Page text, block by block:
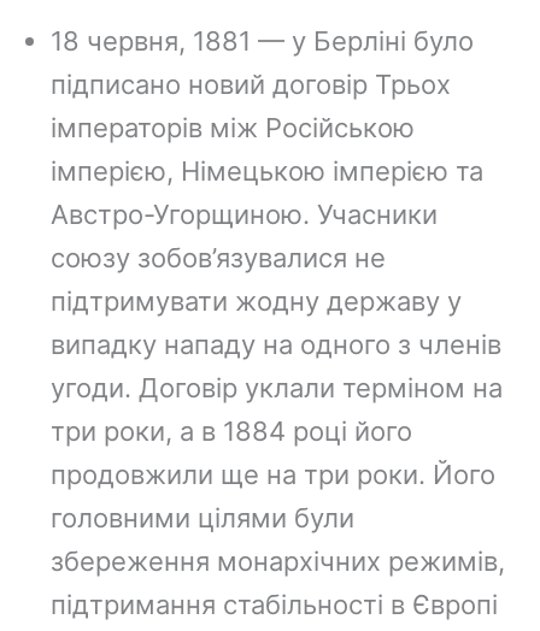
18 червня, 1881 — у Берліні було
підписано новий договір Трьох
імператорів між Російською
імперією, Німецькою імперією та
Австро-Угорщиною. Учасники
союзу зобов’язувалися не
підтримувати жодну державу у
випадку нападу на одного з членів
угоди. Договір уклали терміном на
три роки, а в 1884 році його
продовжили ще на три роки. Його
головними цілями були
збереження монархічних режимів,
підтримання стабільності в Європі